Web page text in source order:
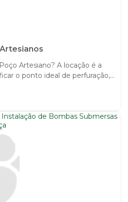
Artesiano? A locação é a
o ponto ideal de perfuração,...